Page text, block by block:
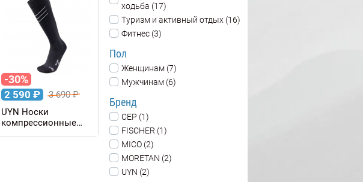
-30%
2 590 ₽ 3 690₽
UYN Носки
компрессионные
MAN RACE SHAPE
ходьба (17)
Туризм и активный отдых (16)
Фитнес (3)
Пол
Женщинам (7)
Мужчинам (6)
Бренд
CEP (1)
FISCHER (1)
MICO (2)
MORETAN (2)
UYN (2)